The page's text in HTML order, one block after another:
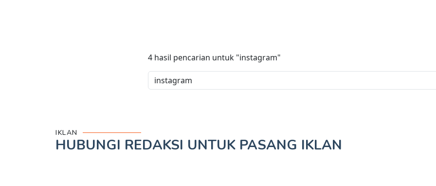
4 hasil pencarian untuk "instagram"
IKLAN
HUBUNGI REDAKSI UNTUK PASANG IKLAN